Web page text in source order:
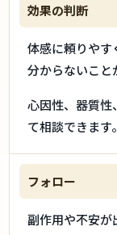
効果の判断
体感に頼りやす
分からないこと
心因性、器質性
て相談できます。
フォロー
副作用や不安が